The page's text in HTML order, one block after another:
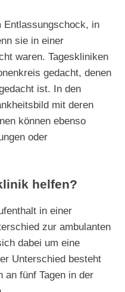
Entlassungschock, in
sie in einer
waren. Tageskliniken
gedacht, denen
ist. In den
mit deren
können ebenso
oder
helfen?
in einer
zur ambulanten
dabei um eine
Unterschied besteht
an fünf Tagen in der